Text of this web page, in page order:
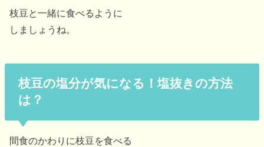
枝豆と一緒に食べるように
しましょうね。
枝豆の塩分が気になる！塩抜きの方法
は？
間食のかわりに枝豆を食べる